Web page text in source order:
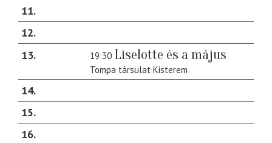
11
12
13
19:30 Liselotte és a május
Tompa társulat Kisterem
14
15
16